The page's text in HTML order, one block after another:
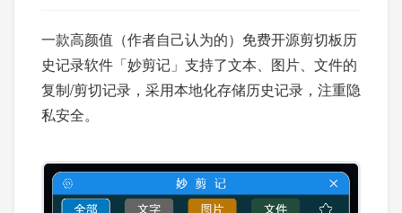
一款高颜值（作者自己认为的）免费开源剪切板历
史记录软件「妙剪记」支持了文本、图片、文件的
复制/剪切记录，采用本地化存储历史记录，注重隐
私安全。